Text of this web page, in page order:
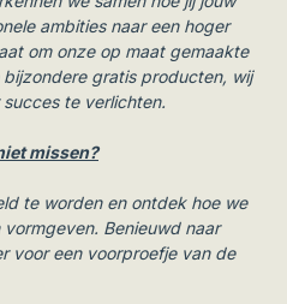
ambities naar een hoger
om onze op maat gemaakte
gratis producten, wij
te verlichten.
missen?
te worden en ontdek hoe we
Benieuwd naar
voor een voorproefje van de